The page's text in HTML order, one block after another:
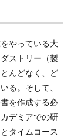
やっている大
ストリー（製
んどなく、ど
る。そして、
を作成する必
デミアでの研
タイムコース